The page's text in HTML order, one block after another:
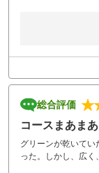
総合評価
コースまあま
グリーンが乾いて
った。しかし、広く